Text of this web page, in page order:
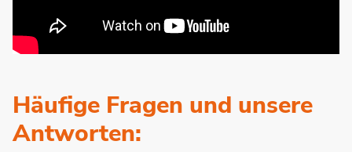
Häufige Fragen und unsere
Antworten: